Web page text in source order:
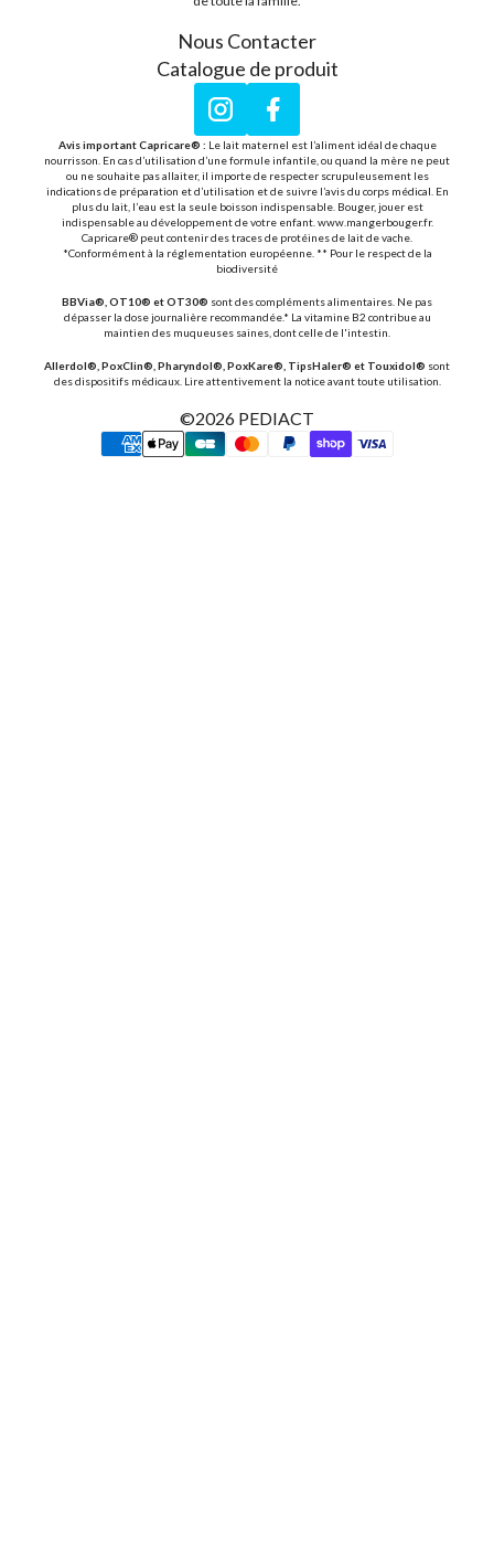
Nous Contacter
Catalogue de produit
InstagramFacebook
Avis important Capricare® : Le lait maternel est l’aliment idéal de chaque
nourrisson. En cas d’utilisation d’une formule infantile, ou quand la mère ne peut
ou ne souhaite pas allaiter, il importe de respecter scrupuleusement les
indications de préparation et d’utilisation et de suivre l’avis du corps médical. En
plus du lait, l’eau est la seule boisson indispensable. Bouger, jouer est
indispensable au développement de votre enfant. www.mangerbouger.fr.
Capricare® peut contenir des traces de protéines de lait de vache.
*Conformément à la réglementation européenne. ** Pour le respect de la
biodiversité
BBVia®, OT10® et OT30® sont des compléments alimentaires. Ne pas
dépasser la dose journalière recommandée.* La vitamine B2 contribue au
maintien des muqueuses saines, dont celle de l'intestin.
Allerdol®, PoxClin®, Pharyndol®, PoxKare®, TipsHaler® et Touxidol® sont
des dispositifs médicaux. Lire attentivement la notice avant toute utilisation.
©2026 PEDIACT